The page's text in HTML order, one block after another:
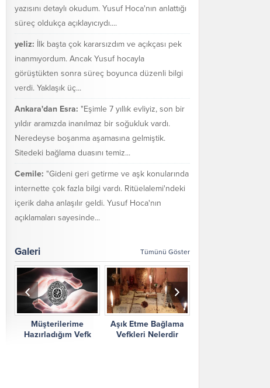
yazısını detaylı okudum. Yusuf Hoca'nın anlattığı
süreç oldukça açıklayıcıydı....
yeliz: İlk başta çok kararsızdım ve açıkçası pek
inanmıyordum. Ancak Yusuf hocayla
görüştükten sonra süreç boyunca düzenli bilgi
verdi. Yaklaşık üç...
Ankara'dan Esra: "Eşimle 7 yıllık evliyiz, son bir
yıldır aramızda inanılmaz bir soğukluk vardı.
Neredeyse boşanma aşamasına gelmiştik.
Sitedeki bağlama duasını temiz...
Cemile: "Gideni geri getirme ve aşk konularında
internette çok fazla bilgi vardı. Ritüelalemi'ndeki
içerik daha anlaşılır geldi. Yusuf Hoca'nın
açıklamaları sayesinde...
Galeri Tümünü Göster
Müşterilerime
Hazırladığım Vefk
Aşık Etme Bağlama
Vefkleri Nelerdir